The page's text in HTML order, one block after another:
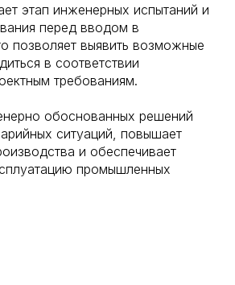
этап инженерных испытаний и
перед вводом в
позволяет выявить возможные
в соответствии
требованиям.
обоснованных решений
ситуаций, повышает
и обеспечивает
промышленных